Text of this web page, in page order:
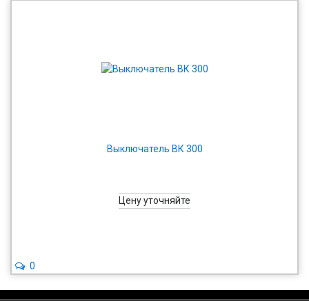
Выключатель ВК 300
Цену уточняйте
0